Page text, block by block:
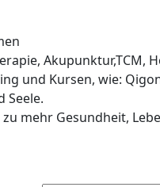
Akupunktur,TCM,
und Kursen, wie:
Seele.
mehr Gesundheit,